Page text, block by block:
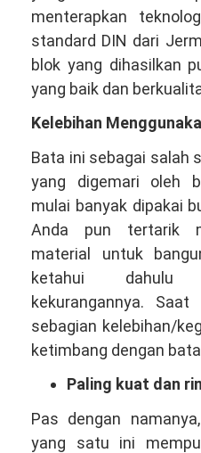
menterapkan
standard DIN dari
blok yang dihasilkan
yang baik dan
Kelebihan
Bata ini sebagai salah
yang digemari oleh
mulai banyak dipakai
Anda pun tertarik
material untuk
ketahui dahulu
kekurangannya.
sebagian kelebihan/
ketimbang dengan
Paling kuat dan
Pas dengan
yang satu ini